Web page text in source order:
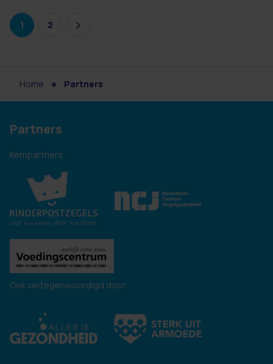
1 2
Home Partners
Partners
Kernpartners:
Ook vertegenwoordigd door: